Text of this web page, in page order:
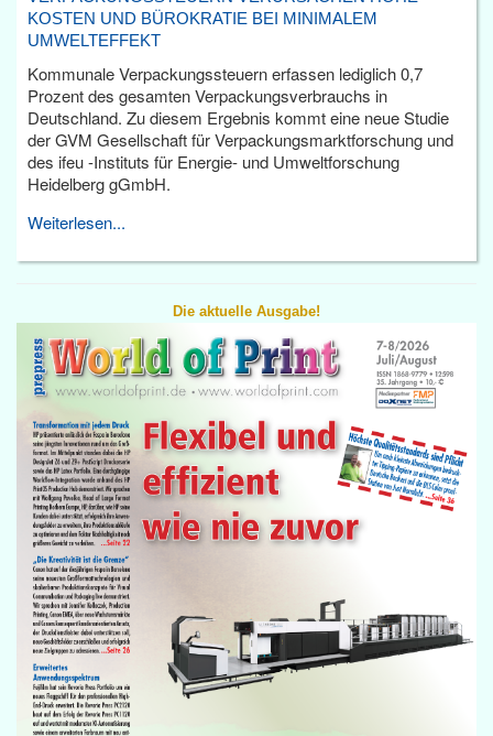
KOSTEN UND BÜROKRATIE BEI MINIMALEM
UMWELTEFFEKT
Kommunale Verpackungssteuern erfassen lediglich 0,7
Prozent des gesamten Verpackungsverbrauchs in
Deutschland. Zu diesem Ergebnis kommt eine neue Studie
der GVM Gesellschaft für Verpackungsmarktforschung und
des ifeu -Instituts für Energie- und Umweltforschung
Heidelberg gGmbH.
Weiterlesen...
Die aktuelle Ausgabe!